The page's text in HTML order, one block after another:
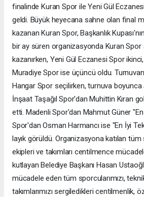
finalinde Kuran Spor ile Yeni Gül
geldi. Büyük heyecana sahne olan final
kazanan Kuran Spor, Başkanlık
bir ay süren organizasyonda Kuran Spor
kazanırken, Yeni Gül Eczanesi Spor
Muradiye Spor ise üçüncü oldu.
Hangar Spor seçilirken, turnuva boyunca
İnşaat Taşağıl Spor'dan Muhittin Kıran gol
etti. Madenli Spor'dan Mahmut Güner
Spor'dan Osman Harmancı ise "En İyi
layık görüldü. Organizasyona katılan tüm
ekipleri ve takımları centilmence
kutlayan Belediye Başkanı Hasan
mücadele eden tüm sporcularımızı,
takımlarımızı sergiledikleri centilmenlik,